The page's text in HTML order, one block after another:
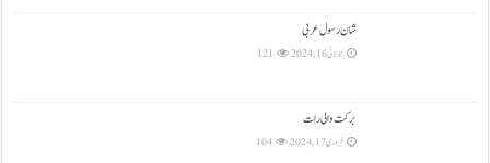
شان رسول عربی
جولائی 16, 2024 121
بركت والی رات
فروری 17, 2024 104